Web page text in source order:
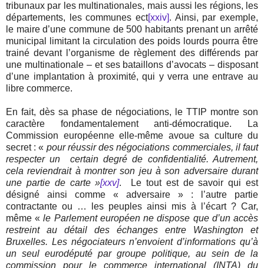
tribunaux par les multinationales, mais aussi les régions, les
départements, les communes ect[xxiv]. Ainsi, par exemple,
le maire d’une commune de 500 habitants prenant un arrêté
municipal limitant la circulation des poids lourds pourra être
trainé devant l’organisme de règlement des différends par
une multinationale – et ses bataillons d’avocats – disposant
d’une implantation à proximité, qui y verra une entrave au
libre commerce.
En fait, dès sa phase de négociations, le TTIP montre son
caractère fondamentalement anti-démocratique. La
Commission européenne elle-même avoue sa culture du
secret : « pour réussir des négociations commerciales, il faut
respecter un
certain degré de confidentialité. Autrement,
cela reviendrait à montrer son jeu à son adversaire durant
une partie de carte »[xxv].
Le tout est de savoir qui est
désigné ainsi comme « adversaire » : l’autre partie
contractante ou … les peuples ainsi mis à l’écart ? Car,
même «le Parlement européen ne dispose que d’un accès
restreint au détail des échanges entre Washington et
Bruxelles. Les négociateurs n’envoient d’informations qu’à
un seul eurodéputé par groupe politique, au sein de la
commission pour le commerce international (INTA) du